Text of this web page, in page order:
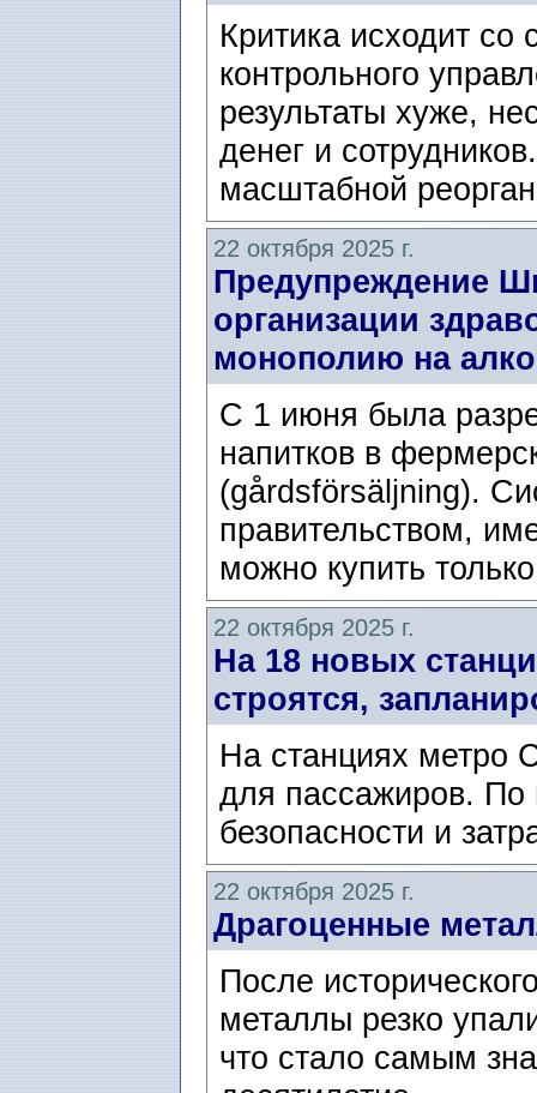
Критика исходит со
контрольного
результаты хуже,
денег и
масштабной
22 октября 2025 г.
Предупреждение
организации
монополию на
С 1 июня была
напитков в
(gårdsförsäljning).
правительством,
можно купить
22 октября 2025 г.
На 18 новых
строятся,
На станциях метро
для пассажиров. По
безопасности и
22 октября 2025 г.
Драгоценные
После
металлы резко
что стало самым